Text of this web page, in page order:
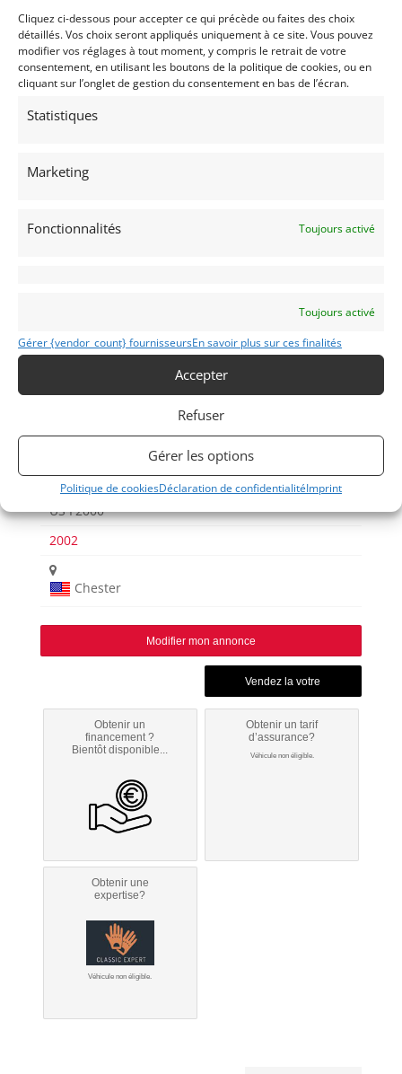
Cliquez ci-dessous pour accepter ce qui précède ou faites des choix
détaillés. Vos choix seront appliqués uniquement à ce site. Vous pouvez
modifier vos réglages à tout moment, y compris le retrait de votre
consentement, en utilisant les boutons de la politique de cookies, ou en
cliquant sur l’onglet de gestion du consentement en bas de l’écran.
Statistiques
Marketing
Fonctionnalités Toujours activé
Toujours activé
Gérer {vendor_count} fournisseursEn savoir plus sur ces finalités
Accepter
Refuser
Gérer les options
Politique de cookiesDéclaration de confidentialitéImprint
Passeports techniques
Passeport
(3 volets)
Sport Proto 2L
US F2000
2002
Chester
Modifier mon annonce
Obtenir un
financement ?
Bientôt disponible...
Obtenir un tarif
d’assurance?
Véhicule non éligible.
Obtenir une
expertise?
Véhicule non éligible.